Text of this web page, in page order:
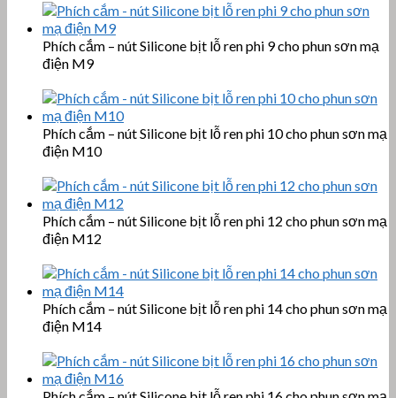
Phích cắm – nút Silicone bịt lỗ ren phi 9 cho phun sơn mạ
điện M9
Phích cắm – nút Silicone bịt lỗ ren phi 10 cho phun sơn mạ
điện M10
Phích cắm – nút Silicone bịt lỗ ren phi 12 cho phun sơn mạ
điện M12
Phích cắm – nút Silicone bịt lỗ ren phi 14 cho phun sơn mạ
điện M14